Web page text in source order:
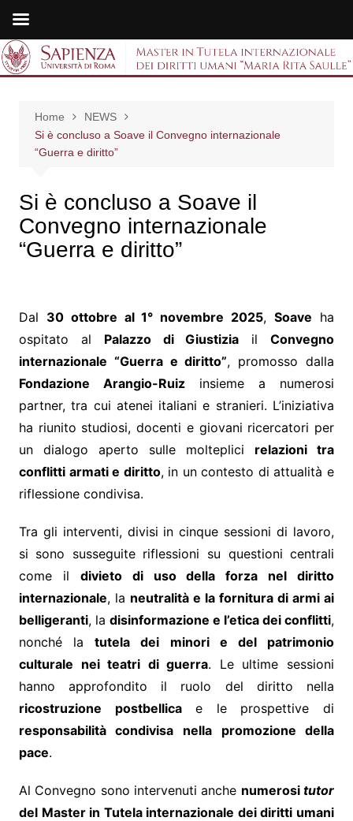
Salta
al
diritti umani "Maria
Home
NEWS
Si è concluso a Soave il Convegno internazionale
“Guerra e diritto”
Si è concluso a Soave il
Convegno internazionale
“Guerra e diritto”
Dal 30 ottobre al 1° novembre 2025,Soave ha
ospitato al Palazzo di Giustizia ilConvegno
internazionale “Guerra e diritto”, promosso dalla
Fondazione Arangio-Ruizinsieme a numerosi
partner, tra cui atenei italiani e stranieri. L’iniziativa
ha riunito studiosi, docenti e giovani ricercatori per
un dialogo aperto sulle molteplici relazioni tra
conflitti armati e diritto, in un contesto di attualità e
riflessione condivisa.
Tra gli interventi, divisi in cinque sessioni di lavoro,
si sono susseguite riflessioni su questioni centrali
come il divieto di uso della forza nel diritto
internazionale, la neutralità e la fornitura di armi ai
belligeranti, la disinformazione e l’etica dei conflitti,
nonché latutela dei minori e del patrimonio
culturale nei teatri di guerra. Le ultime sessioni
hanno approfondito il ruolo del diritto nella
ricostruzione postbellicae le prospettive di
responsabilità condivisa nella promozione della
pace.
Al Convegno sono intervenuti anche numerositutor
del Master in Tutela internazionale dei diritti umani